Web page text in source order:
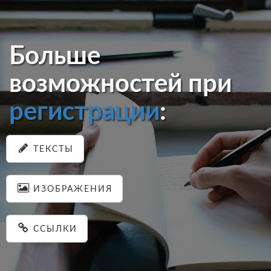
Больше
возможностей при
регистрации:
ТЕКСТЫ
ИЗОБРАЖЕНИЯ
ССЫЛКИ